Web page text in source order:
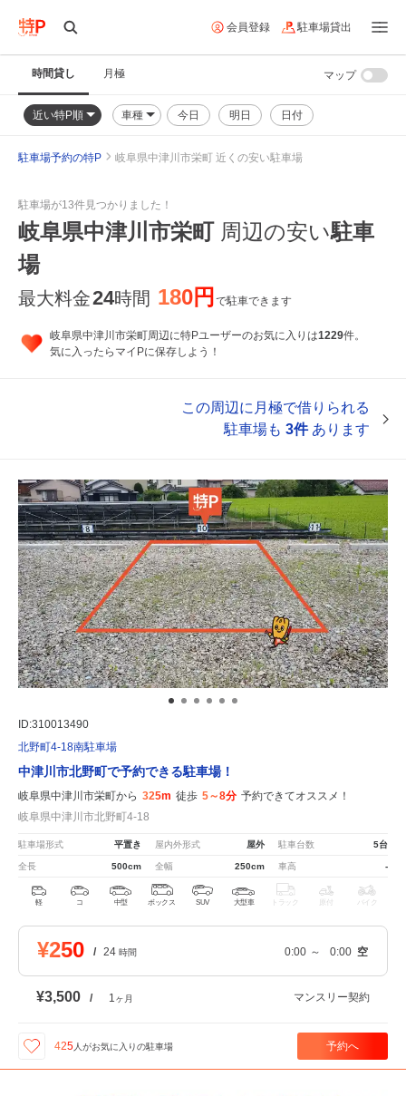
会員登録 駐車場貸出
時間貸し 月極
近い特P順 車種 今日 明日 日付
マップ
駐車場予約の特P 岐阜県中津川市栄町 近くの安い駐車場
駐車場が13件見つかりました！
岐阜県中津川市栄町周辺の安い駐車
場
最大料金24時間 180円 で駐車できます
岐阜県中津川市栄町周辺に特Pユーザーのお気に入りは1229件。
気に入ったらマイPに保存しよう！
この周辺に月極で借りられる
駐車場も 3件あります
ID:310013490
北野町4-18南駐車場
中津川市北野町で予約できる駐車場！
岐阜県中津川市栄町から 325m 徒歩 5～8分 予約できてオススメ！
岐阜県中津川市北野町4-18
駐車場形式 平置き 屋内外形式 屋外 駐車台数 5台
全長 500cm 全幅 250cm 車高 -
軽 コ 中型 ボックス SUV 大型車 トラック 原付 バイク
¥250 / 24 時間 0:00 ～ 0:00 空
¥3,500 / 1ヶ月 マンスリー契約
425 人がお気に入りの駐車場 予約へ